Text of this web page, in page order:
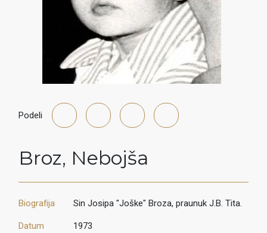
Podeli
Broz, Nebojša
Biografija Sin Josipa "Joške" Broza, praunuk J.B. Tita.
Datum
1973